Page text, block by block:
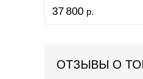
37 800 р.
ОТЗЫВЫ О